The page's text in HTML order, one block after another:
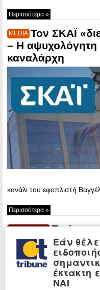
Περισσότερα »
MEDIA Τον ΣΚΑΪ
– Η αψυχολόγητη
καναλάρχη
κανάλι του εφοπλιστή
Περισσότερα »
CELEBRITIES Πρώην
κατεβαίνει στην
Εάν
έκτακτη
ΝΑΙ